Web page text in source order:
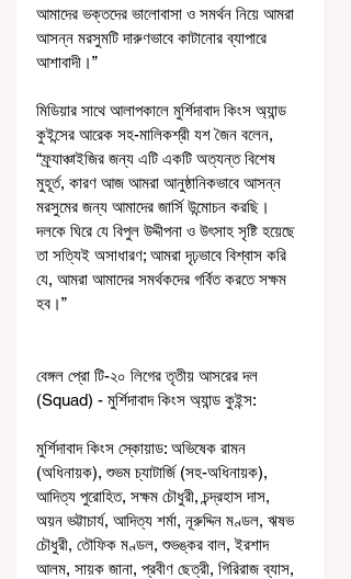
আমাদের ভক্তদের ভালোবাসা ও সমর্থন নিয়ে আমরা
আসন্ন মরসুমটি দারুণভাবে কাটানোর ব্যাপারে
আশাবাদী।”
মিডিয়ার সাথে আলাপকালে মুর্শিদাবাদ কিংস অ্যান্ড
কুইন্সের আরেক সহ-মালিকশ্রী যশ জৈন বলেন,
“ফ্র্যাঞ্চাইজির জন্য এটি একটি অত্যন্ত বিশেষ
মুহূর্ত, কারণ আজ আমরা আনুষ্ঠানিকভাবে আসন্ন
মরসুমের জন্য আমাদের জার্সি উন্মোচন করছি।
দলকে ঘিরে যে বিপুল উদ্দীপনা ও উৎসাহ সৃষ্টি হয়েছে
তা সত্যিই অসাধারণ; আমরা দৃঢ়ভাবে বিশ্বাস করি
যে, আমরা আমাদের সমর্থকদের গর্বিত করতে সক্ষম
হব।”
বেঙ্গল প্রো টি-২০ লিগের তৃতীয় আসরের দল
(Squad) - মুর্শিদাবাদ কিংস অ্যান্ড কুইন্স:
মুর্শিদাবাদ কিংস স্কোয়াড: অভিষেক রামন
(অধিনায়ক), শুভম চ্যাটার্জি (সহ-অধিনায়ক),
আদিত্য পুরোহিত, সক্ষম চৌধুরী, চন্দ্রহাস দাস,
অয়ন ভট্টাচার্য, আদিত্য শর্মা, নূরুদ্দিন মণ্ডল, ঋষভ
চৌধুরী, তৌফিক মণ্ডল, শুভঙ্কর বাল, ইরশাদ
আলম, সায়ক জানা, প্রবীণ ছেত্রী, গিরিরাজ ব্যাস,